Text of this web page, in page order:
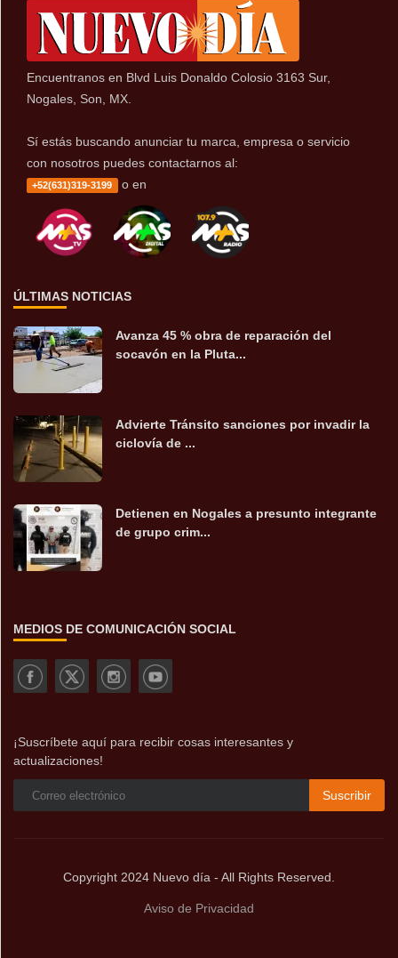
Encuentranos en Blvd Luis Donaldo Colosio 3163 Sur,
Nogales, Son, MX.
Sí estás buscando anunciar tu marca, empresa o servicio
con nosotros puedes contactarnos al:
+52(631)319-3199 o en
ÚLTIMAS NOTICIAS
Avanza 45 % obra de reparación del
socavón en la Pluta...
Advierte Tránsito sanciones por invadir la
ciclovía de ...
Detienen en Nogales a presunto integrante
de grupo crim...
MEDIOS DE COMUNICACIÓN SOCIAL
¡Suscríbete aquí para recibir cosas interesantes y
actualizaciones!
Suscribir
Copyright 2024 Nuevo día - All Rights Reserved.
Aviso de Privacidad